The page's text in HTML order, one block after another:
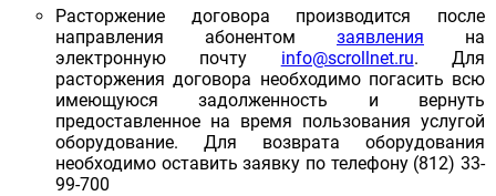
Расторжение договора производится после
направления абонентом заявления на
электронную почту info@scrollnet.ru. Для
расторжения договора необходимо погасить всю
имеющуюся задолженность и вернуть
предоставленное на время пользования услугой
оборудование. Для возврата оборудования
необходимо оставить заявку по телефону (812) 33-
99-700